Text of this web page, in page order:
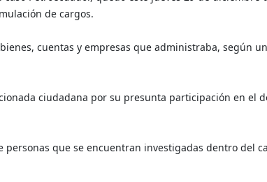
de cargos.
cuentas y empresas que administraba, según un
ciudadana por su presunta participación en el
que se encuentran investigadas dentro del